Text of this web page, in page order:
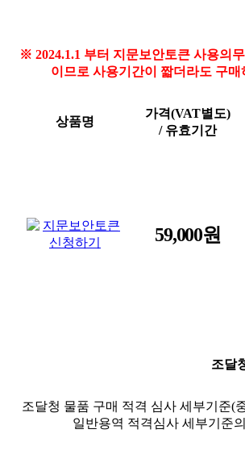
※ 2024.1.1 부터 지문보안토큰 사용의
이므로 사용기간이 짧더라도 구
상품명
가격(VAT별도)
/ 유효기간
59,000원
조달
조달청 물품 구매 적격 심사 세부기준(
일반용역 적격심사 세부기준